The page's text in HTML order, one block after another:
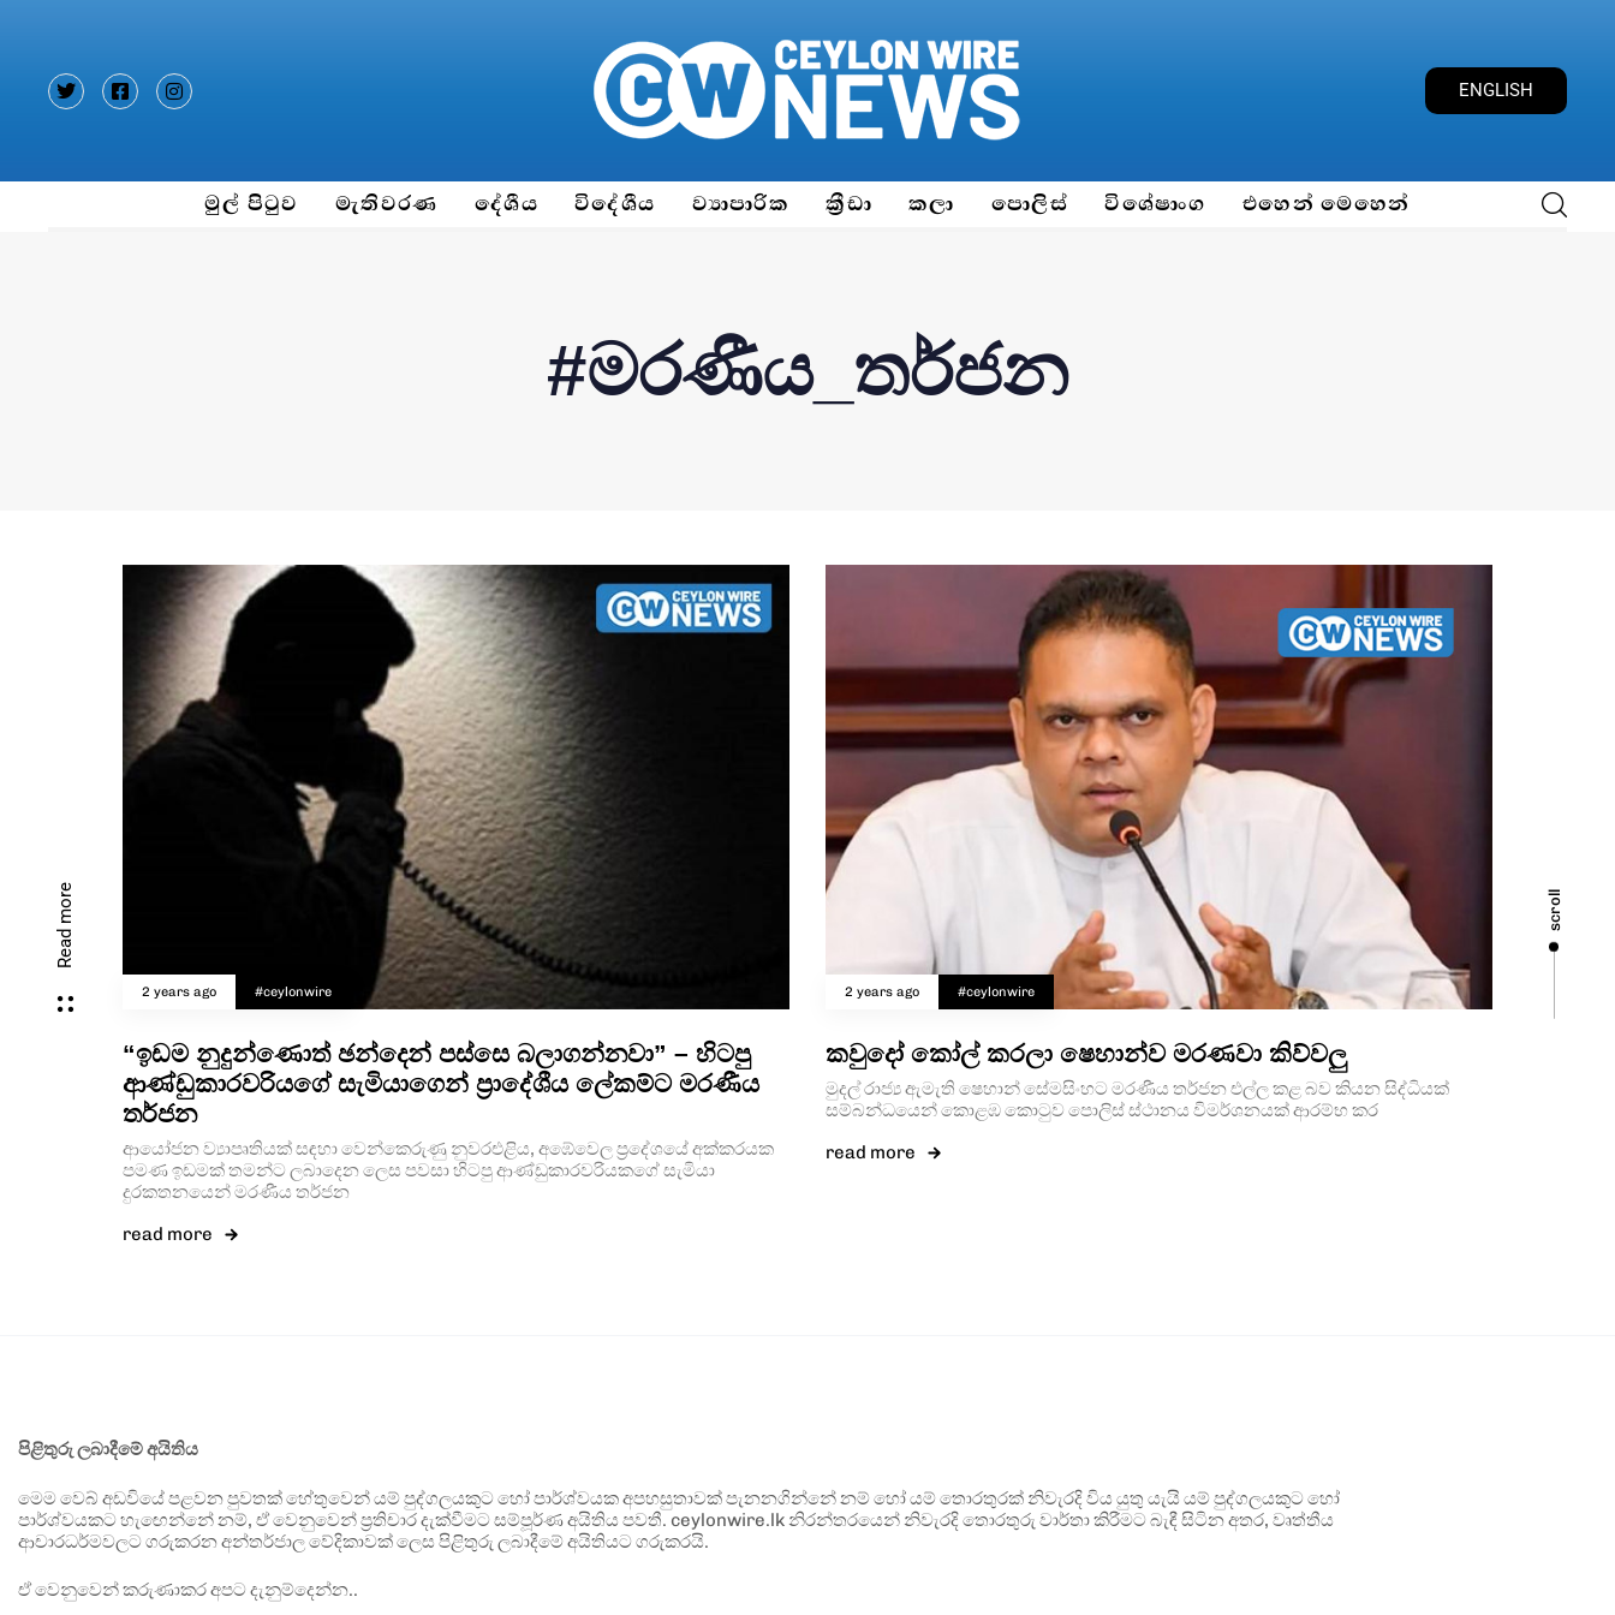
ENGLISH
මුල් පිටුව මැතිවරණ දේශීය විදේශීය ව්‍යාපාරික ක්‍රීඩා කලා පොලිස් විශේෂාංග එහෙන් මෙහෙන්
Read more scroll
#මරණීය_තර්ජන
2 years ago #ceylonwire
“ඉඩම නුදුන්ණොත් ඡන්දෙන් පස්සෙ බලාගන්නවා” – හිටපු
ආණ්ඩුකාරවරියගේ සැමියාගෙන් ප්‍රාදේශීය ලේකම්ට මරණීය
තර්ජන
ආයෝජන ව්‍යාපෘතියක් සඳහා වෙන්කෙරුණු නුවරඑළිය, අඹේවෙල ප්‍රදේශයේ අක්කරයක
පමණ ඉඩමක් තමන්ට ලබාදෙන ලෙස පවසා හිටපු ආණ්ඩුකාරවරියකගේ සැමියා
දුරකතනයෙන් මරණීය තර්ජන
read more
2 years ago #ceylonwire
කවුදෝ කෝල් කරලා ෂෙහාන්ව මරණවා කිව්වලු
මුදල් රාජ්‍ය ඇමැති ෂෙහාන් සේමසිංහට මරණීය තර්ජන එල්ල කළ බව කියන සිද්ධියක්
සම්බන්ධයෙන් කොළඹ කොටුව පොලිස් ස්ථානය විමර්ශනයක් ආරම්භ කර
read more
පිළිතුරු ලබාදීමේ අයිතිය
මෙම වෙබ් අඩවියේ පළවන පුවතක් හේතුවෙන් යම් පුද්ගලයකුට හෝ පාර්ශ්වයක අපහසුතාවක් පැනනගින්නේ නම් හෝ යම් තොරතුරක් නිවැරදි විය යුතු යැයි යම් පුද්ගලයකුට හෝ
පාර්ශ්වයකට හැඟෙන්නේ නම්, ඒ වෙනුවෙන් ප්‍රතිචාර දැක්වීමට සම්පූර්ණ අයිතිය පවතී. ceylonwire.lk නිරන්තරයෙන් නිවැරදි තොරතුරු වාර්තා කිරීමට බැඳී සිටින අතර, වෘත්තීය
ආචාරධර්මවලට ගරුකරන අන්තර්ජාල වේදිකාවක් ලෙස පිළිතුරු ලබාදීමේ අයිතියට ගරුකරයි.
ඒ වෙනුවෙන් කරුණාකර අපට දැනුම්දෙන්න..